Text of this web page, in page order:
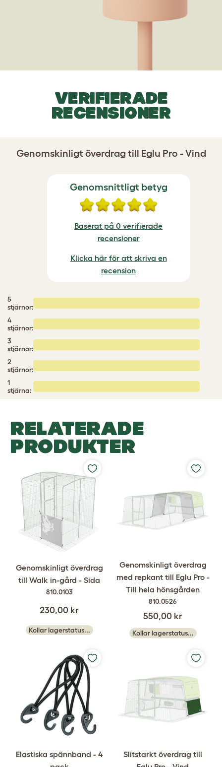
VERIFIERADE
RECENSIONER
Genomskinligt överdrag till Eglu Pro - Vind
Genomsnittligt betyg
Baserat på 0 verifierade
recensioner
Klicka här för att skriva en
recension
5
stjärnor:
4
stjärnor:
3
stjärnor:
2
stjärnor:
1
stjärna:
RELATERADE
PRODUKTER
Genomskinligt överdrag
till Walk in-gård - Sida
810.0103
230,00 kr
Kollar lagerstatus...
Genomskinligt överdrag
med repkant till Eglu Pro -
Till hela hönsgården
810.0526
550,00 kr
Kollar lagerstatus...
Elastiska spännband - 4
Slitstarkt överdrag till